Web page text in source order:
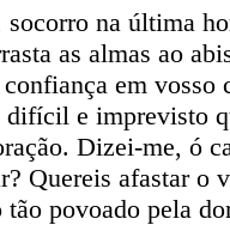
socorro na última
as almas ao
em vosso
difícil e imprevisto
Dizei-me, ó
Quereis afastar o
povoado pela